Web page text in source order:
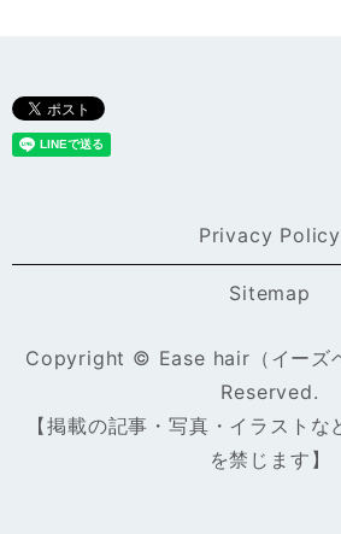
Privacy Policy
Sitemap
Copyright © Ease hair（イーズ
Reserved.
【掲載の記事・写真・イラスト
を禁じます】